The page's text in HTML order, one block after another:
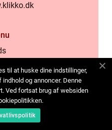
til at huske dine indstillinger,
og annoncer. Denne
Ved fortsat brug af websiden